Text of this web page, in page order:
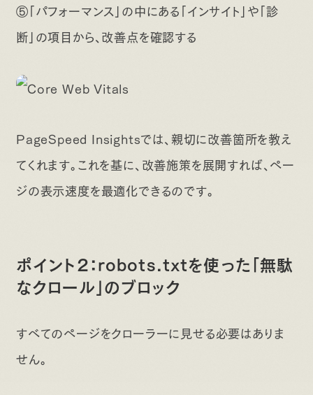
⑤「パフォーマンス」の中にある「インサイト」や「診
断」の項目から、改善点を確認する
PageSpeed Insightsでは、親切に改善箇所を教え
てくれます。これを基に、改善施策を展開すれば、ペー
ジの表示速度を最適化できるのです。
ポイント2：robots.txtを使った「無駄
なクロール」のブロック
すべてのページをクローラーに見せる必要はありま
せん。